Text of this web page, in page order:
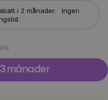
i 2 månader. Ingen
månader